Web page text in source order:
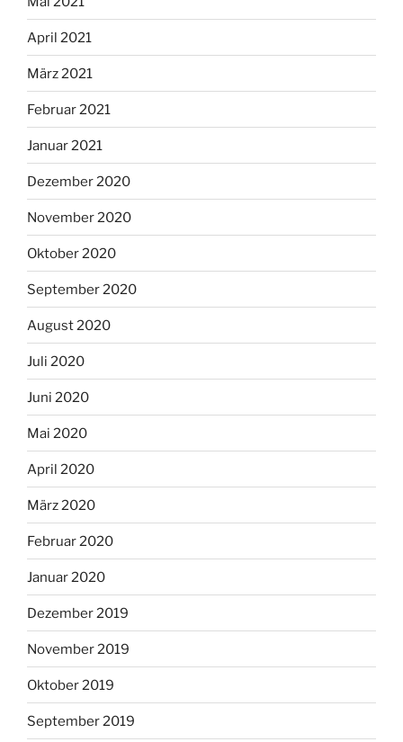
April 2021
März 2021
Februar 2021
Januar 2021
Dezember 2020
November 2020
Oktober 2020
September 2020
August 2020
Juli 2020
Juni 2020
Mai 2020
April 2020
März 2020
Februar 2020
Januar 2020
Dezember 2019
November 2019
Oktober 2019
September 2019